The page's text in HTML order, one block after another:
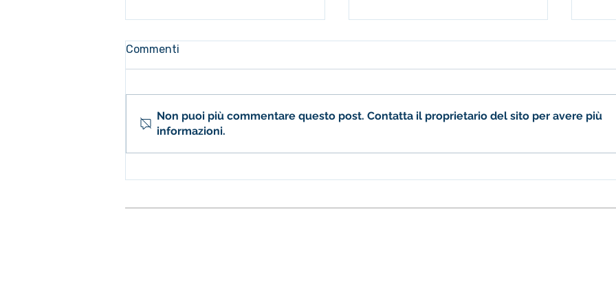
STEM: con PhET una
Open Day: una mattina di
Commenti
Non puoi più commentare questo post. Contatta il proprietario del sito per avere più
informazioni.